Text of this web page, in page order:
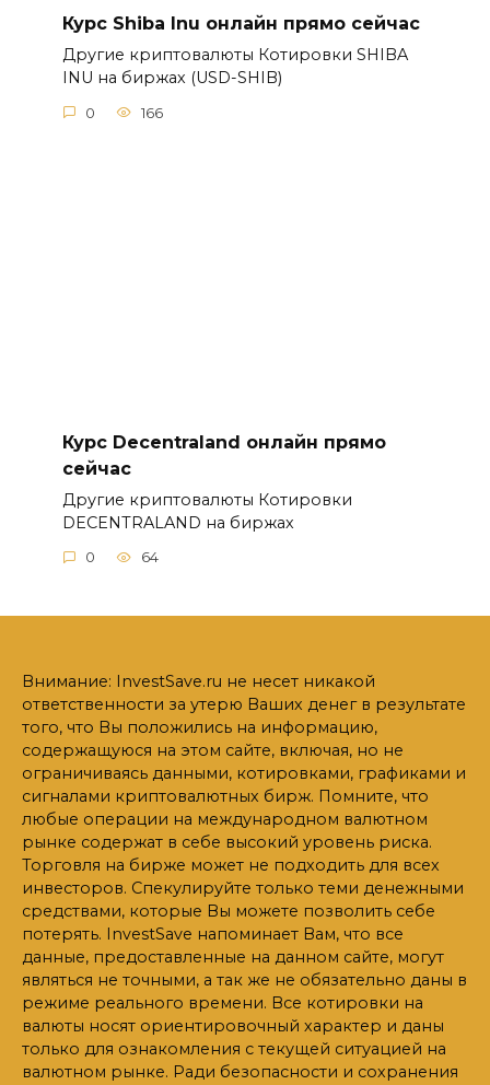
Курс Shiba Inu онлайн прямо сейчас
Другие криптовалюты Котировки SHIBA
INU на биржах (USD-SHIB)
0 166
Курс Decentraland онлайн прямо
сейчас
Другие криптовалюты Котировки
DECENTRALAND на биржах
0 64
Внимание: InvestSave.ru не несет никакой
ответственности за утерю Ваших денег в результате
того, что Вы положились на информацию,
содержащуюся на этом сайте, включая, но не
ограничиваясь данными, котировками, графиками и
сигналами криптовалютных бирж. Помните, что
любые операции на международном валютном
рынке содержат в себе высокий уровень риска.
Торговля на бирже может не подходить для всех
инвесторов. Спекулируйте только теми денежными
средствами, которые Вы можете позволить себе
потерять. InvestSave напоминает Вам, что все
данные, предоставленные на данном сайте, могут
являться не точными, а так же не обязательно даны в
режиме реального времени. Все котировки на
валюты носят ориентировочный характер и даны
только для ознакомления с текущей ситуацией на
валютном рынке. Ради безопасности и сохранения